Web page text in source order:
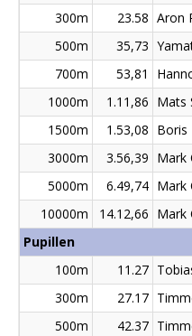
300m
23.58 Aron
500m
35,73
700m
53,81
1000m
1.11,86 Mats
1500m
1.53,08 Boris
3000m
3.56,39 Mark
5000m
6.49,74 Mark
10000m
14.12,66 Mark
Pupillen
100m
11.27
300m
27.17
500m
42.37